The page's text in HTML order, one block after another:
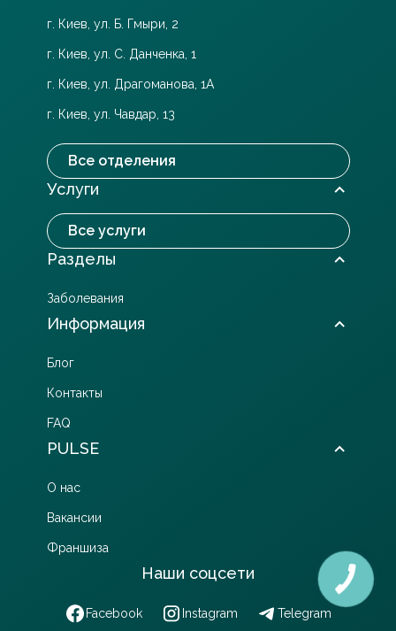
г. Киев, ул. Б. Гмыри, 2
г. Киев, ул. С. Данченка, 1
г. Киев, ул. Драгоманова, 1А
г. Киев, ул. Чавдар, 13
Все отделения
Услуги
Все услуги
Разделы
Заболевания
Информация
Блог
Контакты
FAQ
PULSE
О нас
Вакансии
Франшиза
Наши соцсети
Facebook Instagram Telegram